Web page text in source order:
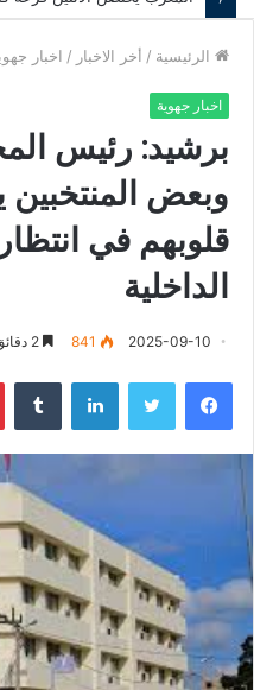
الرئيسية / أخر الاخبار / اخبار
اخبار جهوية
برشيد: رئيس
وبعض
قلوبهم في
الداخلية
2025-09-10
841
فيسبوك لينكدإن